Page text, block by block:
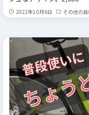
2022年10月6日 その他の